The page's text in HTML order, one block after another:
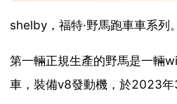
shelby，福特·野馬跑車車系列。
第一輛正規生產的野馬是一輛
車，裝備v8發動機，於2023年